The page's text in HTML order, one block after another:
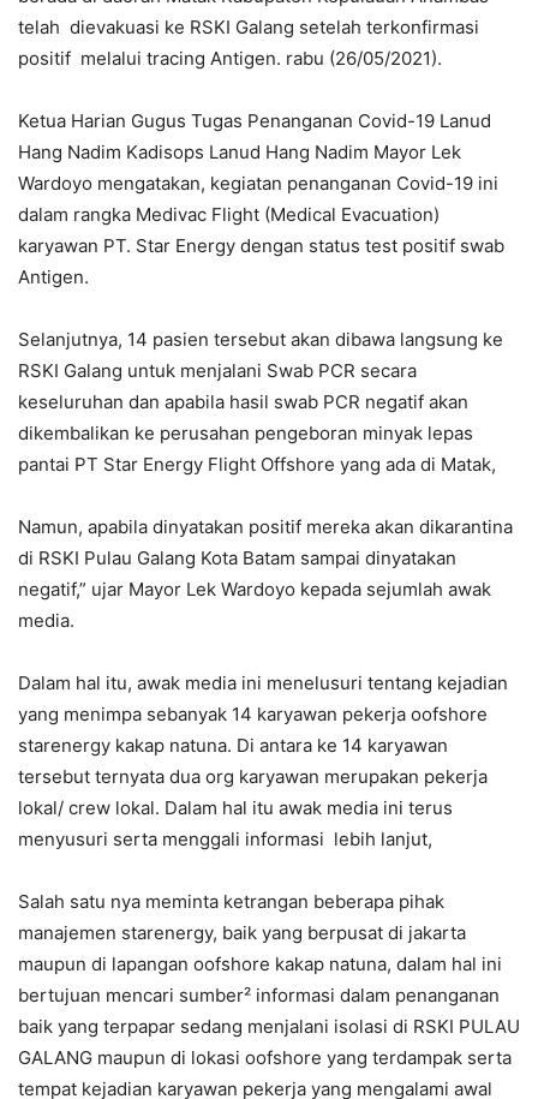
telah dievakuasi ke RSKI Galang setelah terkonfirmasi
positif melalui tracing Antigen. rabu (26/05/2021).
Ketua Harian Gugus Tugas Penanganan Covid-19 Lanud
Hang Nadim Kadisops Lanud Hang Nadim Mayor Lek
Wardoyo mengatakan, kegiatan penanganan Covid-19 ini
dalam rangka Medivac Flight (Medical Evacuation)
karyawan PT. Star Energy dengan status test positif swab
Antigen.
Selanjutnya, 14 pasien tersebut akan dibawa langsung ke
RSKI Galang untuk menjalani Swab PCR secara
keseluruhan dan apabila hasil swab PCR negatif akan
dikembalikan ke perusahan pengeboran minyak lepas
pantai PT Star Energy Flight Offshore yang ada di Matak,
Namun, apabila dinyatakan positif mereka akan dikarantina
di RSKI Pulau Galang Kota Batam sampai dinyatakan
negatif,” ujar Mayor Lek Wardoyo kepada sejumlah awak
media.
Dalam hal itu, awak media ini menelusuri tentang kejadian
yang menimpa sebanyak 14 karyawan pekerja oofshore
starenergy kakap natuna. Di antara ke 14 karyawan
tersebut ternyata dua org karyawan merupakan pekerja
lokal/ crew lokal. Dalam hal itu awak media ini terus
menyusuri serta menggali informasi lebih lanjut,
Salah satu nya meminta ketrangan beberapa pihak
manajemen starenergy, baik yang berpusat di jakarta
maupun di lapangan oofshore kakap natuna, dalam hal ini
bertujuan mencari sumber² informasi dalam penanganan
baik yang terpapar sedang menjalani isolasi di RSKI PULAU
GALANG maupun di lokasi oofshore yang terdampak serta
tempat kejadian karyawan pekerja yang mengalami awal